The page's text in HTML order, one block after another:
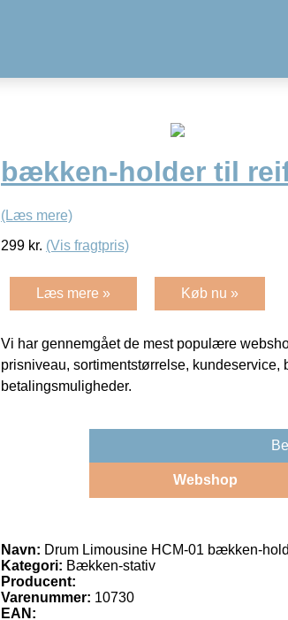
bækken-holder til
(Læs mere)
299 kr. (Vis fragtpris)
Læs mere » Køb nu »
Vi har gennemgået de mest populære
prisniveau, sortimentstørrelse,
betalingsmuligheder.
Webshop
Navn: Drum Limousine HCM-01 bækken-
Kategori: Bækken-stativ
Producent:
Varenummer: 10730
EAN: